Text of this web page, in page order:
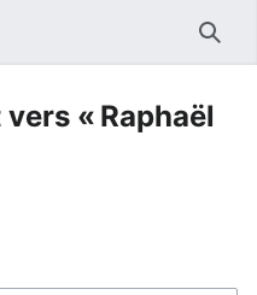
« Raphaël